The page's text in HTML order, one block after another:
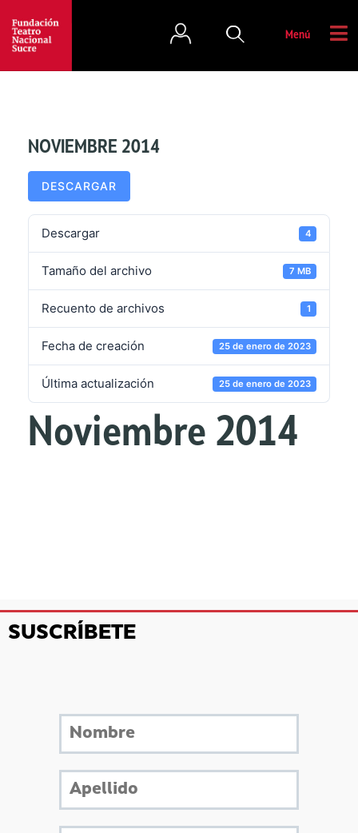
Menú
NOVIEMBRE 2014
DESCARGAR
Descargar 4
Tamaño del archivo 7 MB
Recuento de archivos 1
Fecha de creación 25 de enero de 2023
Última actualización 25 de enero de 2023
Noviembre 2014
SUSCRÍBETE